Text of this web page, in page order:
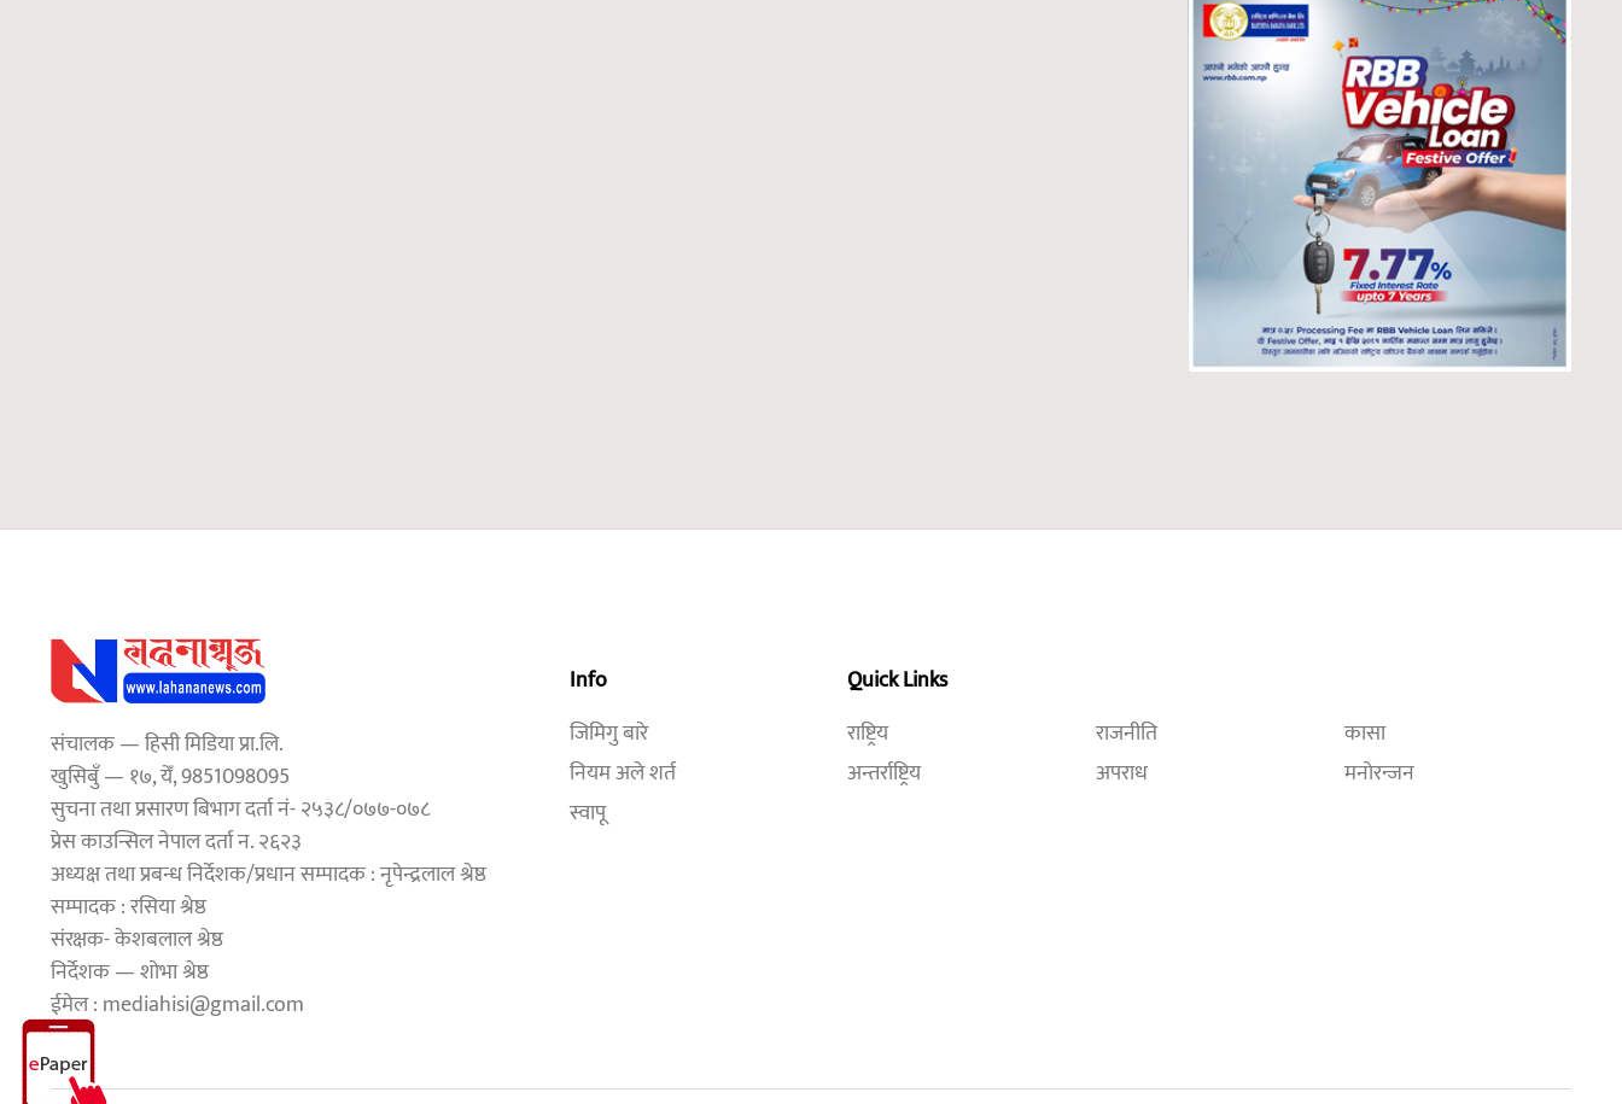
संचालक — हिसी मिडिया प्रा.लि.
खुसिबुँ — १७, येँ, 9851098095
सुचना तथा प्रसारण बिभाग दर्ता नं- २५३८/०७७-०७८
प्रेस काउन्सिल नेपाल दर्ता न. २६२३
अध्यक्ष तथा प्रबन्ध निर्देशक/प्रधान सम्पादक : नृपेन्द्रलाल श्रेष्ठ
सम्पादक : रसिया श्रेष्ठ
संरक्षक- केशबलाल श्रेष्ठ
निर्देशक — शोभा श्रेष्ठ
ईमेल : mediahisi@gmail.com
Info
जिमिगु बारे
नियम अले शर्त
स्वापू
Quick Links
राष्ट्रिय
अन्तर्राष्ट्रिय
राजनीति
अपराध
कासा
मनोरन्जन